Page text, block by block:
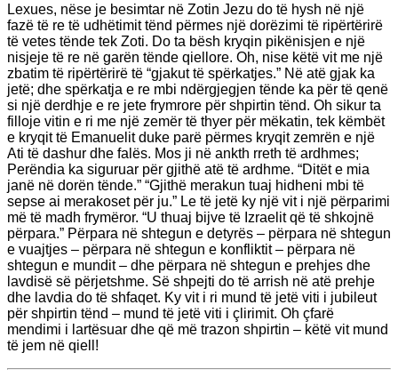
Lexues, nëse je besimtar në Zotin Jezu do të hysh në një
fazë të re të udhëtimit tënd përmes një dorëzimi të ripërtërirë
të vetes tënde tek Zoti. Do ta bësh kryqin pikënisjen e një
nisjeje të re në garën tënde qiellore. Oh, nise këtë vit me një
zbatim të ripërtërirë të “gjakut të spërkatjes.” Në atë gjak ka
jetë; dhe spërkatja e re mbi ndërgjegjen tënde ka për të qenë
si një derdhje e re jete frymrore për shpirtin tënd. Oh sikur ta
filloje vitin e ri me një zemër të thyer për mëkatin, tek këmbët
e kryqit të Emanuelit duke parë përmes kryqit zemrën e një
Ati të dashur dhe falës. Mos ji në ankth rreth të ardhmes;
Perëndia ka siguruar për gjithë atë të ardhme. “Ditët e mia
janë në dorën tënde.” “Gjithë merakun tuaj hidheni mbi të
sepse ai merakoset për ju.” Le të jetë ky një vit i një përparimi
më të madh frymëror. “U thuaj bijve të Izraelit që të shkojnë
përpara.” Përpara në shtegun e detyrës – përpara në shtegun
e vuajtjes – përpara në shtegun e konfliktit – përpara në
shtegun e mundit – dhe përpara në shtegun e prehjes dhe
lavdisë së përjetshme. Së shpejti do të arrish në atë prehje
dhe lavdia do të shfaqet. Ky vit i ri mund të jetë viti i jubileut
për shpirtin tënd – mund të jetë viti i çlirimit. Oh çfarë
mendimi i lartësuar dhe që më trazon shpirtin – këtë vit mund
të jem në qiell!